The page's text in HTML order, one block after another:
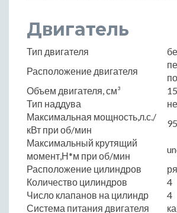
Двигатель
Тип двигателя
Расположение двигателя
Объем двигателя, см³
Тип наддува
Максимальная мощность,л.с./
кВт при об/мин
Максимальный крутящий
момент,Н*м при об/мин
Расположение цилиндров
Количество цилиндров
4
Число клапанов на цилиндр
4
Система питания двигателя